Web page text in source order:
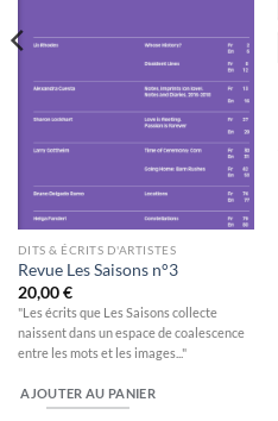
DITS & ÉCRITS D'ARTISTES
Revue Les Saisons n°3
20,00€
"Les écrits que Les Saisons collecte
naissent dans un espace de coalescence
entre les mots et les images..."
AJOUTER AU PANIER